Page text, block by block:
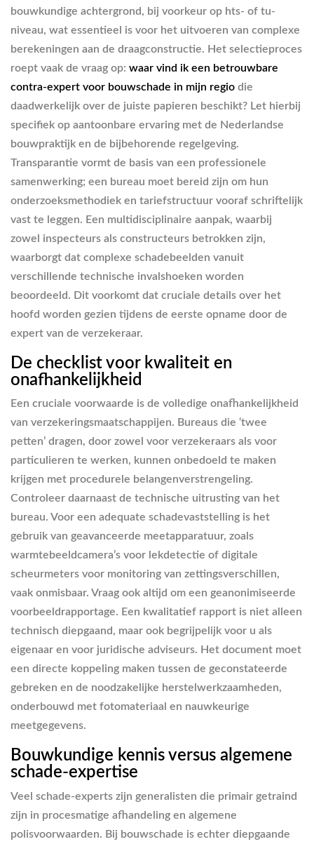
bouwkundige achtergrond, bij voorkeur op hts- of tu-
niveau, wat essentieel is voor het uitvoeren van complexe
berekeningen aan de draagconstructie. Het selectieproces
roept vaak de vraag op: waar vind ik een betrouwbare
contra-expert voor bouwschade in mijn regio die
daadwerkelijk over de juiste papieren beschikt? Let hierbij
specifiek op aantoonbare ervaring met de Nederlandse
bouwpraktijk en de bijbehorende regelgeving.
Transparantie vormt de basis van een professionele
samenwerking; een bureau moet bereid zijn om hun
onderzoeksmethodiek en tariefstructuur vooraf schriftelijk
vast te leggen. Een multidisciplinaire aanpak, waarbij
zowel inspecteurs als constructeurs betrokken zijn,
waarborgt dat complexe schadebeelden vanuit
verschillende technische invalshoeken worden
beoordeeld. Dit voorkomt dat cruciale details over het
hoofd worden gezien tijdens de eerste opname door de
expert van de verzekeraar.
De checklist voor kwaliteit en
onafhankelijkheid
Een cruciale voorwaarde is de volledige onafhankelijkheid
van verzekeringsmaatschappijen. Bureaus die ‘twee
petten’ dragen, door zowel voor verzekeraars als voor
particulieren te werken, kunnen onbedoeld te maken
krijgen met procedurele belangenverstrengeling.
Controleer daarnaast de technische uitrusting van het
bureau. Voor een adequate schadevaststelling is het
gebruik van geavanceerde meetapparatuur, zoals
warmtebeeldcamera’s voor lekdetectie of digitale
scheurmeters voor monitoring van zettingsverschillen,
vaak onmisbaar. Vraag ook altijd om een geanonimiseerde
voorbeeldrapportage. Een kwalitatief rapport is niet alleen
technisch diepgaand, maar ook begrijpelijk voor u als
eigenaar en voor juridische adviseurs. Het document moet
een directe koppeling maken tussen de geconstateerde
gebreken en de noodzakelijke herstelwerkzaamheden,
onderbouwd met fotomateriaal en nauwkeurige
meetgegevens.
Bouwkundige kennis versus algemene
schade-expertise
Veel schade-experts zijn generalisten die primair getraind
zijn in procesmatige afhandeling en algemene
polisvoorwaarden. Bij bouwschade is echter diepgaande